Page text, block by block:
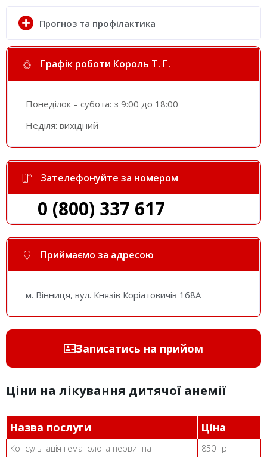
Прогноз та профілактика
Графік роботи Король Т. Г.
Понеділок – субота: з 9:00 до 18:00
Неділя: вихідний
Зателефонуйте за номером
0 (800) 337 617
Приймаємо за адресою
м. Вінниця, вул. Князів Коріатовичів 168A
Записатись на прийом
Ціни на лікування дитячої анемії
Назва послуги Ціна
Консультація гематолога первинна 850 грн